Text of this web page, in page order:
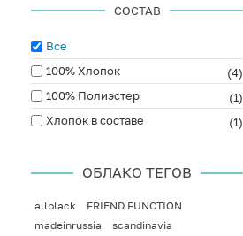
СОСТАВ
Все
100% Хлопок
(4)
100% Полиэстер
(1)
Хлопок в составе
(1)
ОБЛАКО ТЕГОВ
allblack
FRIEND FUNCTION
madeinrussia
scandinavia